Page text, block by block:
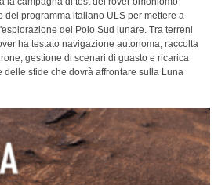
del programma italiano ULS per mettere a
del Polo Sud lunare. Tra terreni
ha testato navigazione autonoma, raccolta
gestione di scenari di guasto e ricarica
sfide che dovrà affrontare sulla Luna